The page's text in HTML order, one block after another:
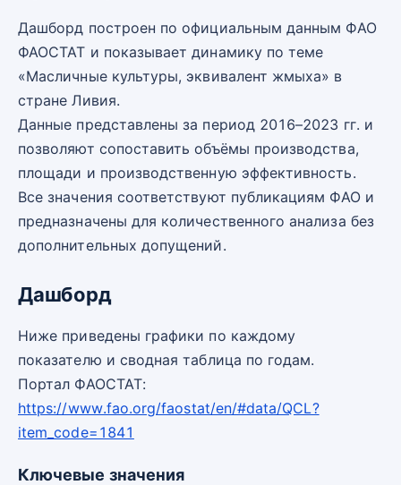
Дашборд построен по официальным данным ФАО
ФАОСТАТ и показывает динамику по теме
«Масличные культуры, эквивалент жмыха» в
стране Ливия.
Данные представлены за период 2016–2023 гг. и
позволяют сопоставить объёмы производства,
площади и производственную эффективность.
Все значения соответствуют публикациям ФАО и
предназначены для количественного анализа без
дополнительных допущений.
Дашборд
Ниже приведены графики по каждому
показателю и сводная таблица по годам.
Портал ФАОСТАТ:
https://www.fao.org/faostat/en/#data/QCL?
item_code=1841
Ключевые значения